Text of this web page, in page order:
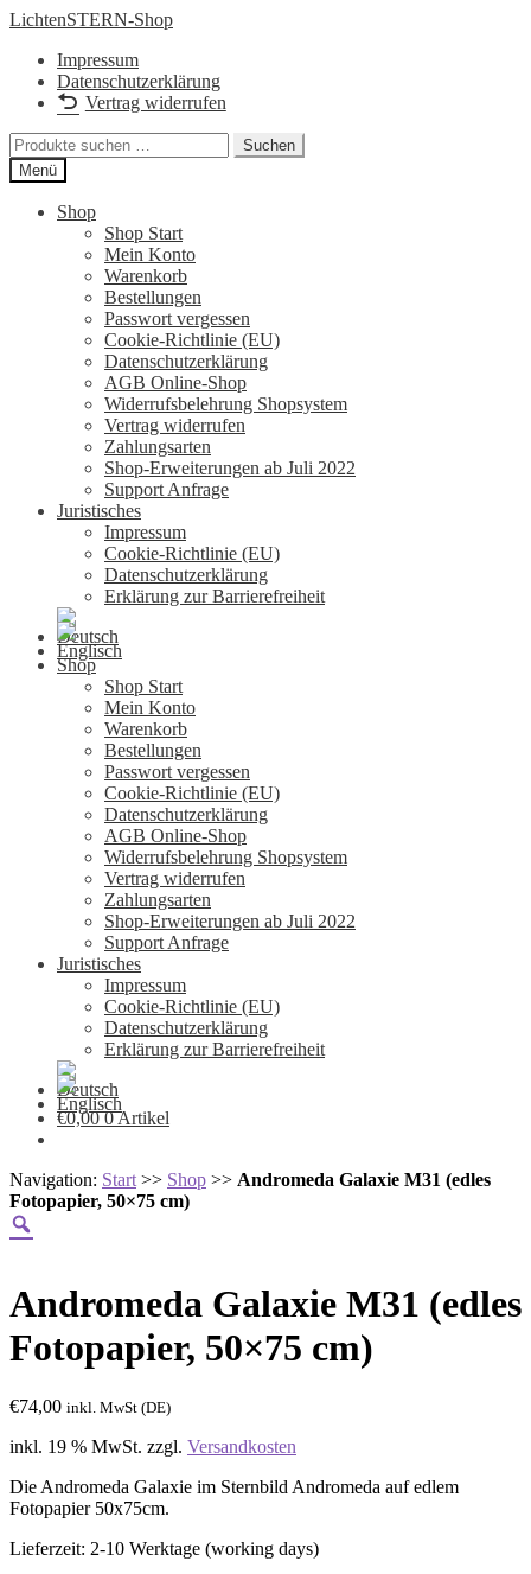
Zur
springen
Zum
springen
LichtenSTERN-Shop
Impressum
Datenschutzerklärung
Vertrag widerrufen
Suchen
nach:
Suchen
Menü
Shop
Shop Start
Mein Konto
Warenkorb
Bestellungen
Passwort vergessen
Cookie-Richtlinie (EU)
Datenschutzerklärung
AGB Online-Shop
Widerrufsbelehrung Shopsystem
Vertrag widerrufen
Zahlungsarten
Shop-Erweiterungen ab Juli 2022
Support Anfrage
Juristisches
Impressum
Cookie-Richtlinie (EU)
Datenschutzerklärung
Erklärung zur Barrierefreiheit
Shop
Shop Start
Mein Konto
Warenkorb
Bestellungen
Passwort vergessen
Cookie-Richtlinie (EU)
Datenschutzerklärung
AGB Online-Shop
Widerrufsbelehrung Shopsystem
Vertrag widerrufen
Zahlungsarten
Shop-Erweiterungen ab Juli 2022
Support Anfrage
Juristisches
Impressum
Cookie-Richtlinie (EU)
Datenschutzerklärung
Erklärung zur Barrierefreiheit
€0,00 0 Artikel
Navigation: Start >> Shop >> Andromeda Galaxie M31 (edles
Fotopapier, 50×75 cm)
Andromeda Galaxie M31 (edles
Fotopapier, 50×75 cm)
€74,00 inkl. MwSt (DE)
inkl. 19 % MwSt. zzgl. Versandkosten
Die Andromeda Galaxie im Sternbild Andromeda auf edlem
Fotopapier 50x75cm.
Lieferzeit: 2-10 Werktage (working days)